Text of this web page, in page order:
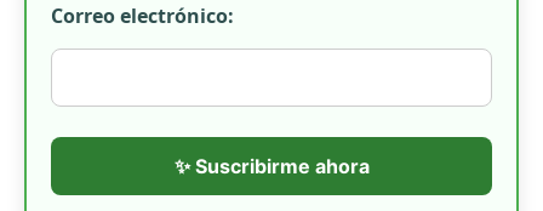
Correo electrónico:
✨ Suscribirme ahora